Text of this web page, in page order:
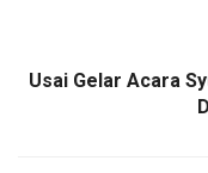
Usai Gelar Acara